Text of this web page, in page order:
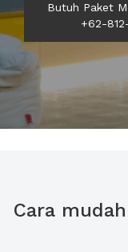
Butuh Paket
+62-
Cara